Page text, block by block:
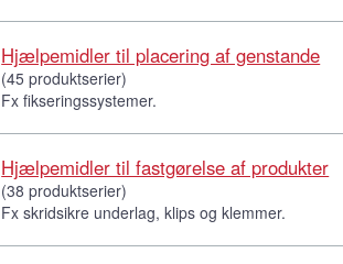
Hjælpemidler til placering af genstande
(45 produktserier)
Fx fikseringssystemer.
Hjælpemidler til fastgørelse af produkter
(38 produktserier)
Fx skridsikre underlag, klips og klemmer.